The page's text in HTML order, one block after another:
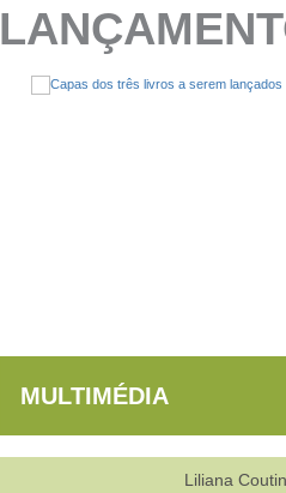
MULTIMÉDIA
Liliana